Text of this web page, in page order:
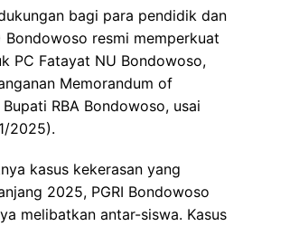
bagi para pendidik dan
Bondowoso resmi memperkuat
PC Fatayat NU Bondowoso,
Memorandum of
RBA Bondowoso, usai
2025).
kasus kekerasan yang
2025, PGRI Bondowoso
melibatkan antar-siswa. Kasus